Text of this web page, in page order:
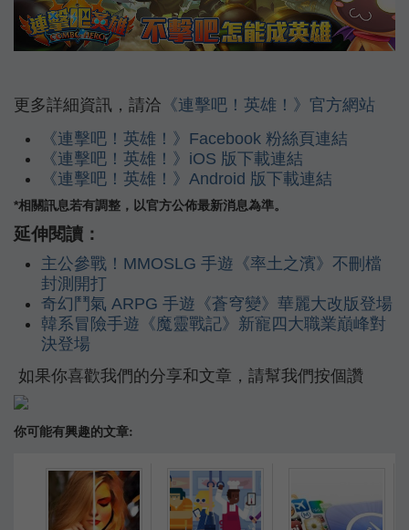
更多詳細資訊，請洽 《連擊吧！英雄！》官方網站
《連擊吧！英雄！》Facebook 粉絲頁連結
《連擊吧！英雄！》iOS 版下載連結
《連擊吧！英雄！》Android 版下載連結
*相關訊息若有調整，以官方公佈最新消息為準。
延伸閱讀：
主公參戰！MMOSLG 手遊《率土之濱》不刪檔
封測開打
奇幻鬥氣 ARPG 手遊《蒼穹變》華麗大改版登場
韓系冒險手遊《魔靈戰記》新寵四大職業巔峰對
決登場
如果你喜歡我們的分享和文章，請幫我們按個讚
你可能有興趣的文章: